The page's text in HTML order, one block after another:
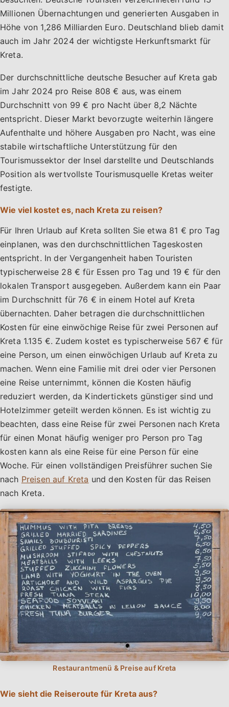
Millionen Übernachtungen und generierten Ausgaben in
Höhe von 1,286 Milliarden Euro. Deutschland blieb damit
auch im Jahr 2024 der wichtigste Herkunftsmarkt für
Kreta.
Der durchschnittliche deutsche Besucher auf Kreta gab
im Jahr 2024 pro Reise 808 € aus, was einem
Durchschnitt von 99 € pro Nacht über 8,2 Nächte
entspricht. Dieser Markt bevorzugte weiterhin längere
Aufenthalte und höhere Ausgaben pro Nacht, was eine
stabile wirtschaftliche Unterstützung für den
Tourismussektor der Insel darstellte und Deutschlands
Position als wertvollste Tourismusquelle Kretas weiter
festigte.
Wie viel kostet es, nach Kreta zu reisen?
Für Ihren Urlaub auf Kreta sollten Sie etwa 81 € pro Tag
einplanen, was den durchschnittlichen Tageskosten
entspricht. In der Vergangenheit haben Touristen
typischerweise 28 € für Essen pro Tag und 19 € für den
lokalen Transport ausgegeben. Außerdem kann ein Paar
im Durchschnitt für 76 € in einem Hotel auf Kreta
übernachten. Daher betragen die durchschnittlichen
Kosten für eine einwöchige Reise für zwei Personen auf
Kreta 1.135 €. Zudem kostet es typischerweise 567 € für
eine Person, um einen einwöchigen Urlaub auf Kreta zu
machen. Wenn eine Familie mit drei oder vier Personen
eine Reise unternimmt, können die Kosten häufig
reduziert werden, da Kindertickets günstiger sind und
Hotelzimmer geteilt werden können. Es ist wichtig zu
beachten, dass eine Reise für zwei Personen nach Kreta
für einen Monat häufig weniger pro Person pro Tag
kosten kann als eine Reise für eine Person für eine
Woche. Für einen vollständigen Preisführer suchen Sie
nach Preisen auf Kreta und den Kosten für das Reisen
nach Kreta.
Wie sieht die Reiseroute für Kreta aus?